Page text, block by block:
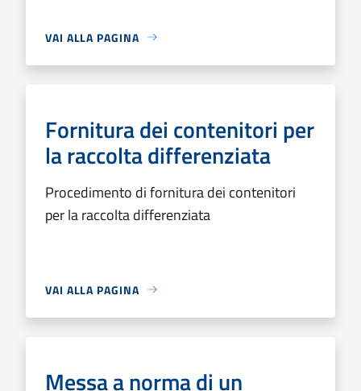
VAI ALLA PAGINA
Fornitura dei contenitori per
la raccolta differenziata
Procedimento di fornitura dei contenitori
per la raccolta differenziata
VAI ALLA PAGINA
Messa a norma di un